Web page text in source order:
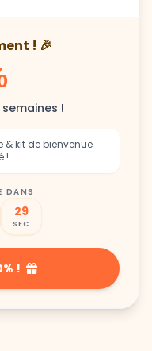
! 🎉
!
& kit de bienvenue
!
DANS
27
SEC
!